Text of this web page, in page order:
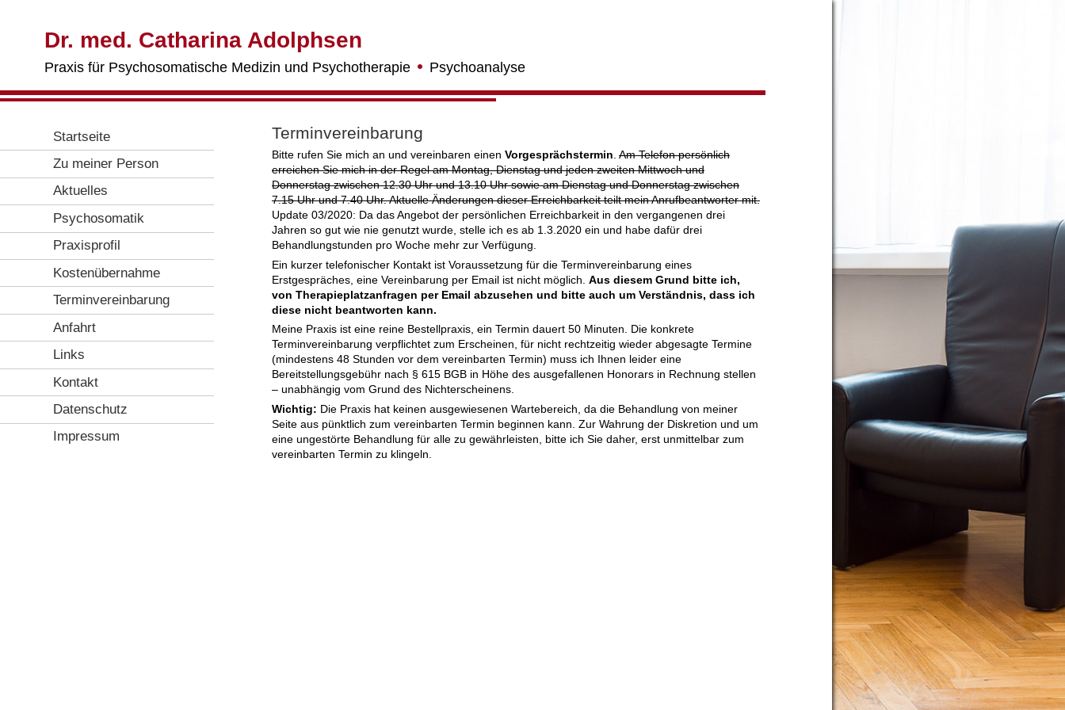
Dr. med. Catharina Adolphsen
Praxis für Psychosomatische Medizin und Psychotherapie Psychoanalyse
Startseite
Zu meiner Person
Aktuelles
Psychosomatik
Praxisprofil
Kostenübernahme
Terminvereinbarung
Anfahrt
Links
Kontakt
Datenschutz
Impressum
Terminvereinbarung
Bitte rufen Sie mich an und vereinbaren einen Vorgesprächstermin Am Telefon persönlich
erreichen Sie mich in der Regel am Montag, Dienstag und jeden zweiten Mittwoch und
Donnerstag zwischen 12.30 Uhr und 13.10 Uhr sowie am Dienstag und Donnerstag zwischen
7.15 Uhr und 7.40 Uhr. Aktuelle Änderungen dieser Erreichbarkeit teilt mein Anrufbeantworter mit.
Update 03/2020: Da das Angebot der persönlichen Erreichbarkeit in den vergangenen drei
Jahren so gut wie nie genutzt wurde, stelle ich es ab 1.3.2020 ein und habe dafür drei
Behandlungstunden pro Woche mehr zur Verfügung.
Ein kurzer telefonischer Kontakt ist Voraussetzung für die Terminvereinbarung eines
Erstgespräches, eine Vereinbarung per Email ist nicht möglich. Aus diesem Grund bitte ich,
von Therapieplatzanfragen per Email abzusehen und bitte auch um Verständnis, dass ich
diese nicht beantworten kann.
Meine Praxis ist eine reine Bestellpraxis, ein Termin dauert 50 Minuten. Die konkrete
Terminvereinbarung verpflichtet zum Erscheinen, für nicht rechtzeitig wieder abgesagte Termine
(mindestens 48 Stunden vor dem vereinbarten Termin) muss ich Ihnen leider eine
Bereitstellungsgebühr nach § 615 BGB in Höhe des ausgefallenen Honorars in Rechnung stellen
– unabhängig vom Grund des Nichterscheinens.
Wichtig: Die Praxis hat keinen ausgewiesenen Wartebereich, da die Behandlung von meiner
Seite aus pünktlich zum vereinbarten Termin beginnen kann. Zur Wahrung der Diskretion und um
eine ungestörte Behandlung für alle zu gewährleisten, bitte ich Sie daher, erst unmittelbar zum
vereinbarten Termin zu klingeln.